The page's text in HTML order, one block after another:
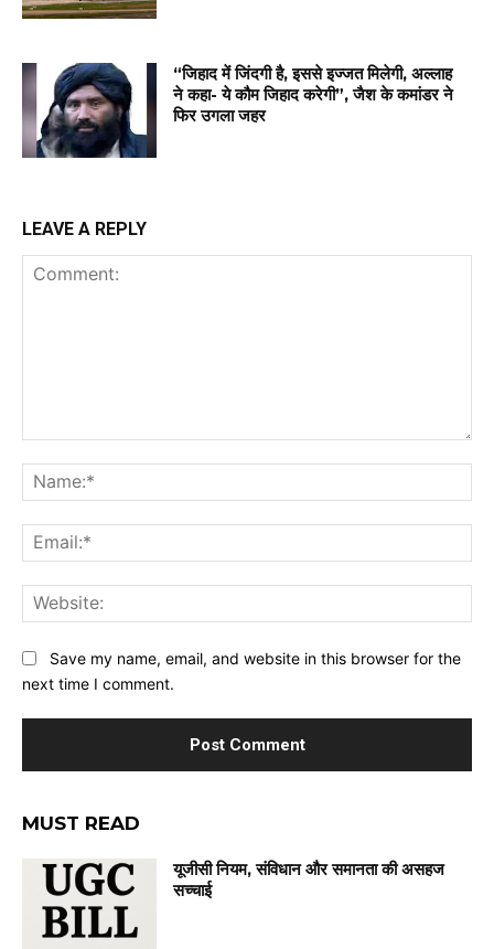
“जिहाद में जिंदगी है, इससे इज्जत मिलेगी, अल्लाह
ने कहा- ये कौम जिहाद करेगी”, जैश के कमांडर ने
फिर उगला जहर
LEAVE A REPLY
Save my name, email, and website in this browser for the
next time I comment.
MUST READ
यूजीसी नियम, संविधान और समानता की असहज
सच्चाई